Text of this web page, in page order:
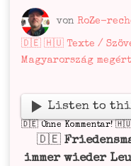
von RoZe-
Veröffentlicht
in
🇩🇪 🇭🇺 Texte /
Magyarország
Lis­ten to
🇩🇪 Ohne Kom­men­tar!
🇩🇪
immer wie­der